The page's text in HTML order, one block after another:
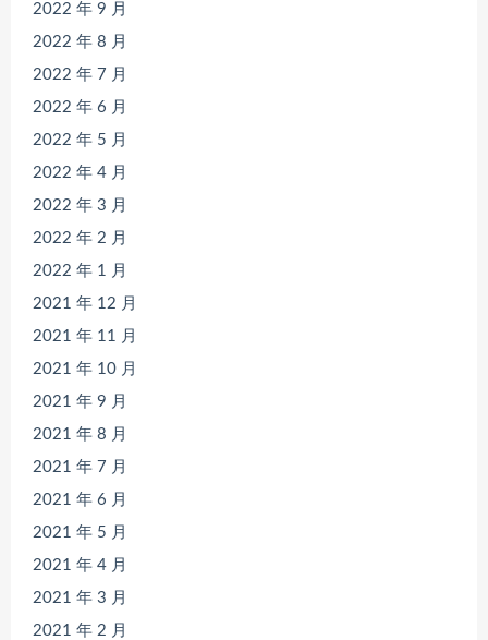
2022 年 9 月
2022 年 8 月
2022 年 7 月
2022 年 6 月
2022 年 5 月
2022 年 4 月
2022 年 3 月
2022 年 2 月
2022 年 1 月
2021 年 12 月
2021 年 11 月
2021 年 10 月
2021 年 9 月
2021 年 8 月
2021 年 7 月
2021 年 6 月
2021 年 5 月
2021 年 4 月
2021 年 3 月
2021 年 2 月